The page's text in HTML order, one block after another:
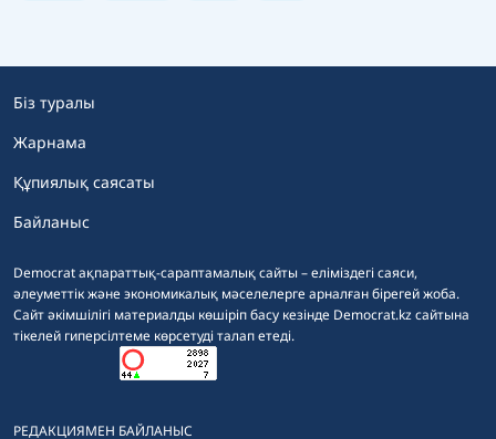
Democrat ақпараттық-сараптамалық сайты – еліміздегі саяси,
әлеуметтік және экономикалық мәселелерге арналған бірегей жоба.
Сайт әкімшілігі материалды көшіріп басу кезінде Democrat.kz сайтына
тікелей гиперсілтеме көрсетуді талап етеді.
Біз туралы
Жарнама
Құпиялық саясаты
Байланыс
РЕДАКЦИЯМЕН БАЙЛАНЫС